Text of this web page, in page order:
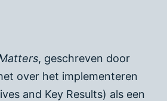
, geschreven door
over het implementeren
and Key Results) als een